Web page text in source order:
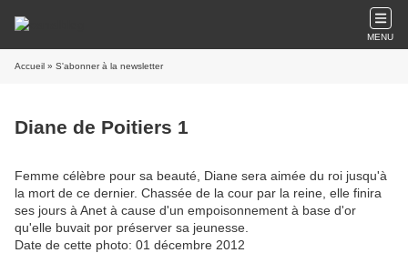
MENU
Accueil » S'abonner à la newsletter
Diane de Poitiers 1
Femme célèbre pour sa beauté, Diane sera aimée du roi jusqu'à
la mort de ce dernier. Chassée de la cour par la reine, elle finira
ses jours à Anet à cause d'un empoisonnement à base d'or
qu'elle buvait por préserver sa jeunesse.
Date de cette photo: 01 décembre 2012